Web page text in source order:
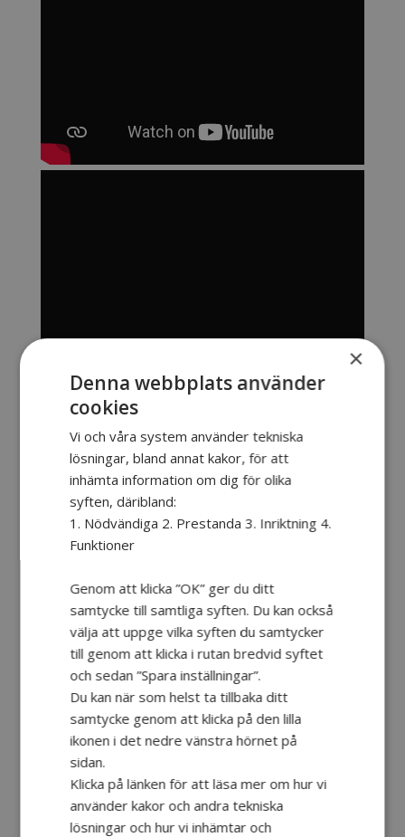
×
Denna webbplats använder
cookies
Vi och våra system använder tekniska
lösningar, bland annat kakor, för att
inhämta information om dig för olika
syften, däribland:
1. Nödvändiga 2. Prestanda 3. Inriktning 4.
Funktioner
Genom att klicka ”OK” ger du ditt
samtycke till samtliga syften. Du kan också
välja att uppge vilka syften du samtycker
till genom att klicka i rutan bredvid syftet
och sedan ”Spara inställningar”.
Du kan när som helst ta tillbaka ditt
samtycke genom att klicka på den lilla
ikonen i det nedre vänstra hörnet på
sidan.
Klicka på länken för att läsa mer om hur vi
använder kakor och andra tekniska
lösningar och hur vi inhämtar och